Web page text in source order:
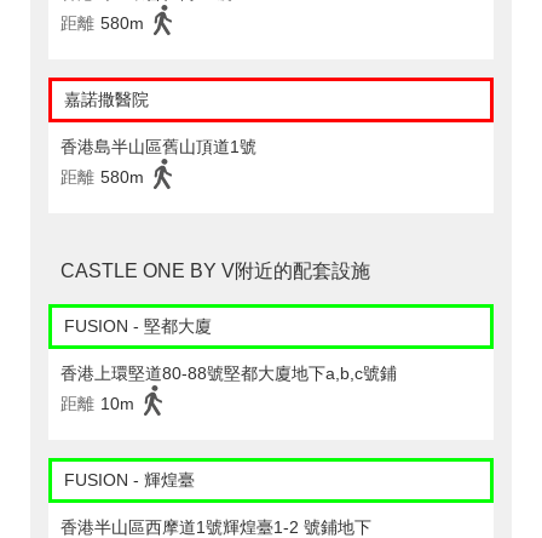
距離 580m
嘉諾撒醫院
香港島半山區舊山頂道1號
距離 580m
CASTLE ONE BY V附近的配套設施
FUSION - 堅都大廈
香港上環堅道80-88號堅都大廈地下a,b,c號鋪
距離 10m
FUSION - 輝煌臺
香港半山區西摩道1號輝煌臺1-2 號鋪地下